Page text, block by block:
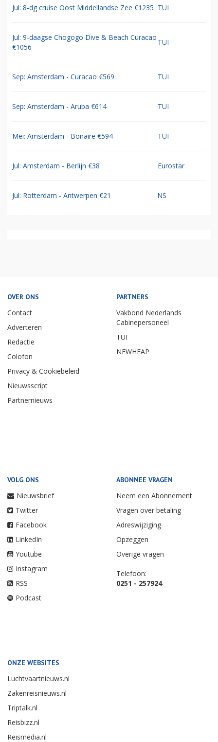
Jul: 8-dg cruise Oost Middellandse Zee €1235 TUI
Jul: 9-daagse Chogogo Dive & Beach Curacao
€1056
TUI
Sep: Amsterdam - Curacao €569 TUI
Sep: Amsterdam - Aruba €614 TUI
Mei: Amsterdam - Bonaire €594 TUI
Jul: Amsterdam - Berlijn €38 Eurostar
Jul: Rotterdam - Antwerpen €21 NS
OVER ONS
Contact
Adverteren
Redactie
Colofon
Privacy & Cookiebeleid
Nieuwsscript
Partnernieuws
PARTNERS
Vakbond Nederlands
Cabinepersoneel
TUI
NEWHEAP
VOLG ONS
Nieuwsbrief
Twitter
Facebook
LinkedIn
Youtube
Instagram
RSS
Podcast
ABONNEE VRAGEN
Neem een Abonnement
Vragen over betaling
Adreswijziging
Opzeggen
Overige vragen
Telefoon:
0251 - 257924
ONZE WEBSITES
Luchtvaartnieuws.nl
Zakenreisnieuws.nl
Triptalk.nl
Reisbizz.nl
Reismedia.nl